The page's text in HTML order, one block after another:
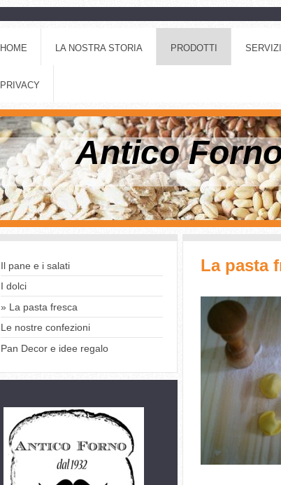
HOME LA NOSTRA STORIA PRODOTTI SERVIZI
PRIVACY
Antico
La pasta
Il pane e i salati
I dolci
La pasta fresca
Le nostre confezioni
Pan Decor e idee regalo